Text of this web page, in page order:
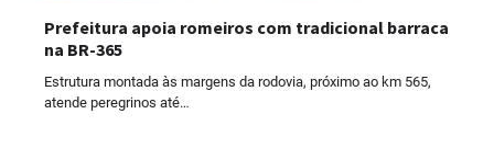
Prefeitura apoia romeiros com tradicional barraca
na BR-365
Estrutura montada às margens da rodovia, próximo ao km 565,
atende peregrinos até…